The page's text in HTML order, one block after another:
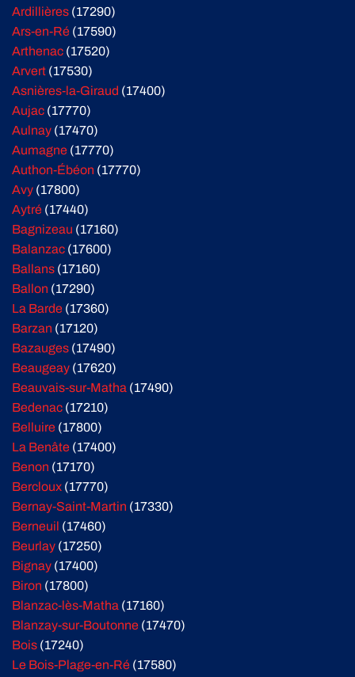
Ardillières (17290)
Ars-en-Ré (17590)
Arthenac (17520)
Arvert (17530)
Asnières-la-Giraud (17400)
Aujac (17770)
Aulnay (17470)
Aumagne (17770)
Authon-Ébéon (17770)
Avy (17800)
Aytré (17440)
Bagnizeau (17160)
Balanzac (17600)
Ballans (17160)
Ballon (17290)
La Barde (17360)
Barzan (17120)
Bazauges (17490)
Beaugeay (17620)
Beauvais-sur-Matha (17490)
Bedenac (17210)
Belluire (17800)
La Benâte (17400)
Benon (17170)
Bercloux (17770)
Bernay-Saint-Martin (17330)
Berneuil (17460)
Beurlay (17250)
Bignay (17400)
Biron (17800)
Blanzac-lès-Matha (17160)
Blanzay-sur-Boutonne (17470)
Bois (17240)
Le Bois-Plage-en-Ré (17580)